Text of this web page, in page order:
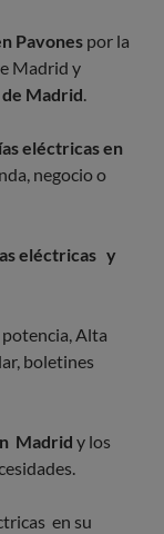
Pavones por la
Madrid y
Madrid.
eléctricas en
negocio o
eléctricas y
Alta
boletines
Madrid y los
en su